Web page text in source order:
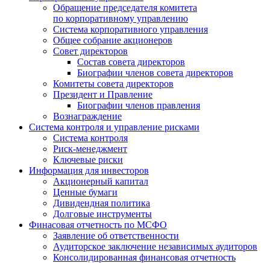
Обращение председателя комитета
по корпоративному управлению
Система корпоративного управления
Общее собрание акционеров
Совет директоров
Состав совета директоров
Биографии членов совета директоров
Комитеты совета директоров
Президент и Правление
Биографии членов правления
Вознаграждение
Система контроля и управление рисками
Система контроля
Риск-менеджмент
Ключевые риски
Информация для инвесторов
Акционерный капитал
Ценные бумаги
Дивидендная политика
Долговые инструменты
Финасовая отчетность по МСФО
Заявление об ответственности
Аудиторское заключение независимых аудиторов
Консолидированная финансовая отчетность